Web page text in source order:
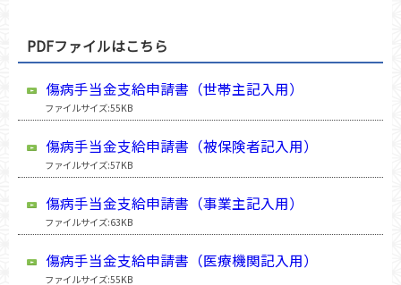
PDFファイルはこちら
傷病手当金支給申請書（世帯主記入用）
ファイルサイズ:55KB
傷病手当金支給申請書（被保険者記入用）
ファイルサイズ:57KB
傷病手当金支給申請書（事業主記入用）
ファイルサイズ:63KB
傷病手当金支給申請書（医療機関記入用）
ファイルサイズ:55KB